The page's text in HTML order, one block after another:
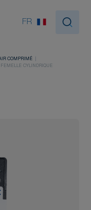
FR
COMPRIMÉ
CYLINDRIQUE